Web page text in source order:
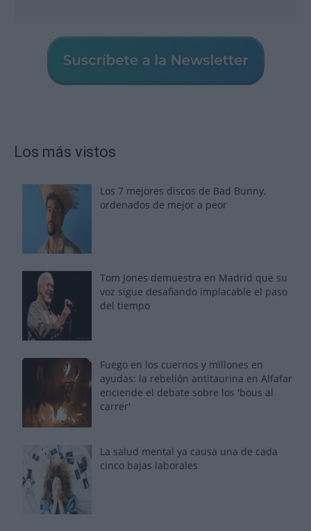
Los más vistos
Los 7 mejores discos de Bad Bunny,
ordenados de mejor a peor
Tom Jones demuestra en Madrid que su
voz sigue desafiando implacable el paso
del tiempo
Fuego en los cuernos y millones en
ayudas: la rebelión antitaurina en Alfafar
enciende el debate sobre los 'bous al
carrer'
La salud mental ya causa una de cada
cinco bajas laborales